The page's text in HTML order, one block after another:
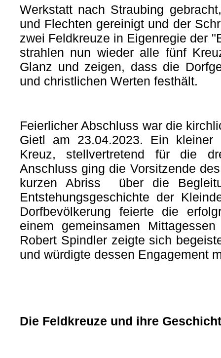
Werkstatt nach Straubing
und Flechten gereinigt und der
zwei Feldkreuze in Eigenregie der
strahlen nun wieder alle fünf
Glanz und zeigen, dass die
und christlichen Werten festhält.
Feierlicher Abschluss war die
Gietl am 23.04.2023. Ein kleiner
Kreuz, stellvertretend für die
Anschluss ging die Vorsitzende
kurzen Abriss über die
Entstehungsgeschichte der
Dorfbevölkerung feierte die
einem gemeinsamen
Robert Spindler zeigte sich
und würdigte dessen Engagement
Die Feldkreuze und ihre